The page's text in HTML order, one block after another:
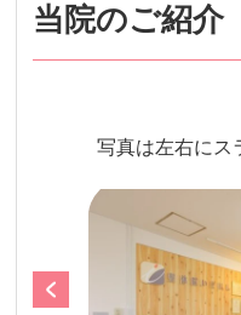
当院のご紹介
写真は左右にス